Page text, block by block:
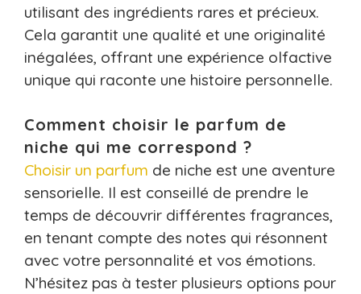
utilisant des ingrédients rares et précieux.
Cela garantit une qualité et une originalité
inégalées, offrant une expérience olfactive
unique qui raconte une histoire personnelle.
Comment choisir le parfum de
niche qui me correspond ?
Choisir un parfum de niche est une aventure
sensorielle. Il est conseillé de prendre le
temps de découvrir différentes fragrances,
en tenant compte des notes qui résonnent
avec votre personnalité et vos émotions.
N’hésitez pas à tester plusieurs options pour